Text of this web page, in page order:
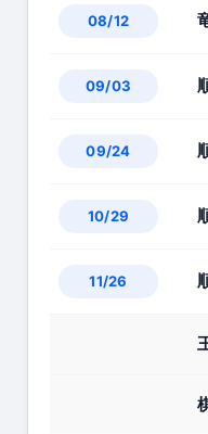
08/12
09/03
09/24
10/29
11/26